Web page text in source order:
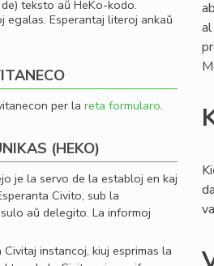
teksto aŭ HeKo-kodo.
egalas. Esperantaj literoj ankaŭ
per la reta formularo.
(HEKO)
je la servo de la establoj en kaj
Civito, sub la
aŭ delegito. La informoj
instancoj, kiuj esprimas la